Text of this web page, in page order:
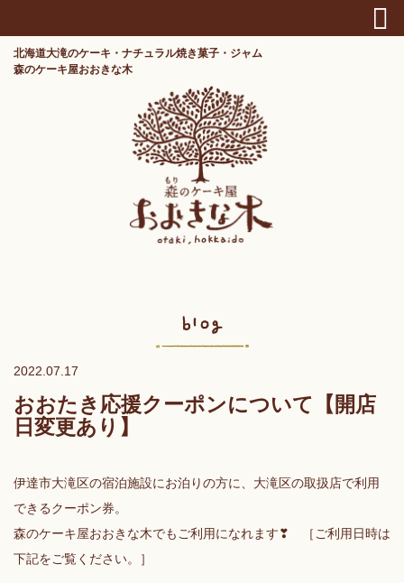
北海道大滝のケーキ・ナチュラル焼き菓子・ジャム
森のケーキ屋おおきな木
2022.07.17
おおたき応援クーポンについて【開店
日変更あり】
伊達市大滝区の宿泊施設にお泊りの方に、大滝区の取扱店で利用
できるクーポン券。
森のケーキ屋おおきな木でもご利用になれます❣ ［ご利用日時は
下記をご覧ください。］